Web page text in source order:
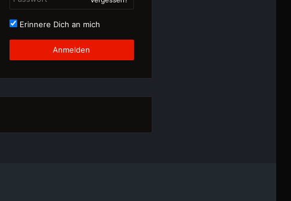
Erinnere Dich an mich
Anmelden